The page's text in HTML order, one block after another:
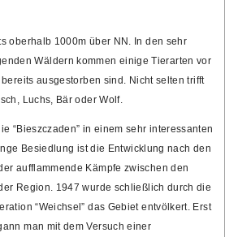
oberhalb 1000m über NN. In den sehr
Wäldern kommen einige Tierarten vor
ausgestorben sind. Nicht selten trifft
Luchs, Bär oder Wolf.
“Bieszczaden” in einem sehr interessanten
Besiedlung ist die Entwicklung nach den
aufflammende Kämpfe zwischen den
Region. 1947 wurde schließlich durch die
“Weichsel” das Gebiet entvölkert. Erst
man mit dem Versuch einer